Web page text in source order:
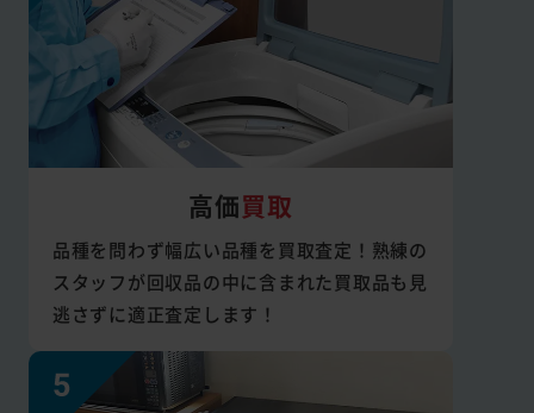
高価買取
品種を問わず幅広い品種を買取査定！熟練の
スタッフが回収品の中に含まれた買取品も見
逃さずに適正査定します！